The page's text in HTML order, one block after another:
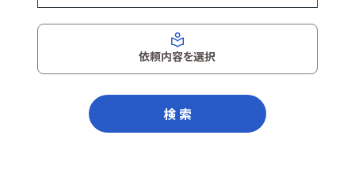
依頼内容を選択
検 索